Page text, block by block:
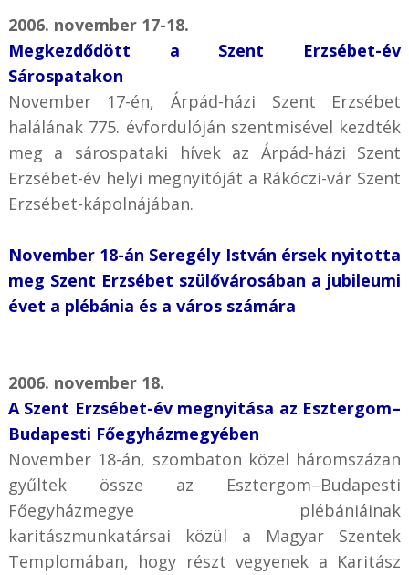
2006. november 17-18.
Megkezdődött a Szent Erzsébet-év
Sárospatakon
November 17-én, Árpád-házi Szent Erzsébet
halálának 775. évfordulóján szentmisével kezdték
meg a sárospataki hívek az Árpád-házi Szent
Erzsébet-év helyi megnyitóját a Rákóczi-vár Szent
Erzsébet-kápolnájában.
November 18-án Seregély István érsek nyitotta
meg Szent Erzsébet szülővárosában a jubileumi
évet a plébánia és a város számára
2006. november 18.
A Szent Erzsébet-év megnyitása az Esztergom–
Budapesti Főegyházmegyében
November 18-án, szombaton közel háromszázan
gyűltek össze az Esztergom–Budapesti
Főegyházmegye plébániáinak
karitászmunkatársai közül a Magyar Szentek
Templomában, hogy részt vegyenek a Karitász